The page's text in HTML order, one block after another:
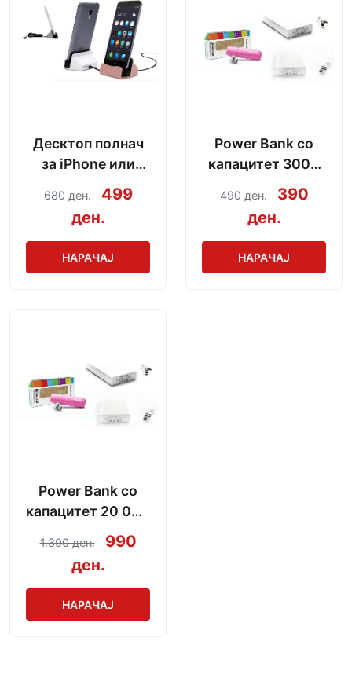
Десктоп полнач
за iPhone или
Android со модел
по избор
680 ден.
499
ден.
НАРАЧАЈ
Power Bank со
капацитет 3000
mAh + кабел за
полнење
490 ден.
390
ден.
НАРАЧАЈ
Power Bank со
капацитет 20 000
mAh + кабел за
полнење
1.390 ден.
990
ден.
НАРАЧАЈ